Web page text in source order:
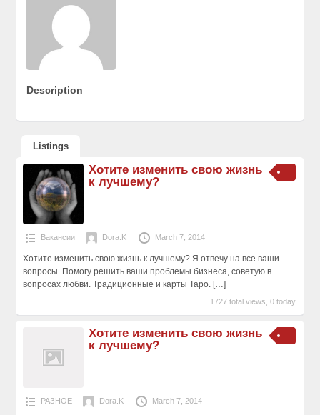
Description
Listings
Хотите изменить свою жизнь
к лучшему?
Вакансии Dora.K March 7, 2014
Хотите изменить свою жизнь к лучшему? Я отвечу на все ваши
вопросы. Пoмогу решить ваши проблемы бизнеса, советую в
вопросах любви. Традиционные и карты Таро. […]
1727 total views, 0 today
Хотите изменить свою жизнь
к лучшему?
РАЗНОЕ Dora.K March 7, 2014